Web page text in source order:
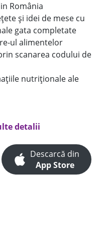
România
și idei de mese cu
gata completate
ul alimentelor
scanarea codului de
nutriționale ale
detalii
Descarcă din
App Store